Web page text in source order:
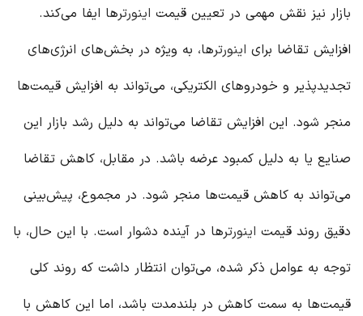
بازار نیز نقش مهمی در تعیین قیمت اینورترها ایفا می‌کند.
افزایش تقاضا برای اینورترها، به ویژه در بخش‌های انرژی‌های
تجدیدپذیر و خودروهای الکتریکی، می‌تواند به افزایش قیمت‌ها
منجر شود. این افزایش تقاضا می‌تواند به دلیل رشد بازار این
صنایع یا به دلیل کمبود عرضه باشد. در مقابل، کاهش تقاضا
می‌تواند به کاهش قیمت‌ها منجر شود. در مجموع، پیش‌بینی
دقیق روند قیمت اینورترها در آینده دشوار است. با این حال، با
توجه به عوامل ذکر شده، می‌توان انتظار داشت که روند کلی
قیمت‌ها به سمت کاهش در بلندمدت باشد، اما این کاهش با